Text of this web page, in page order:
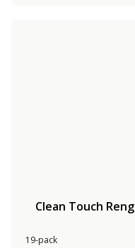
Clean Touch
19-pack